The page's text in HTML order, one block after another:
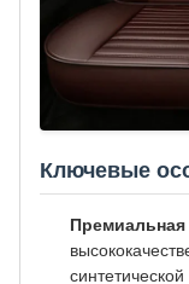
Ключевые
Премиальная